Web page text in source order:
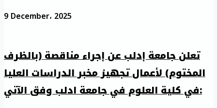
9 December، 2025
تعلن جامعة إدلب عن إجراء مناقصة (بالظرف
المختوم) لأعمال تجهيز مخبر الدراسات العليا
في كلية العلوم في جامعة ادلب وفق الآتي: